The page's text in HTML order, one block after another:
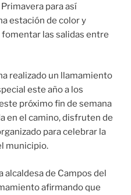
para así
estación de color y
fomentar las salidas entre
realizado un llamamiento
este año a los
próximo fin de semana
en el camino, disfruten de
para celebrar la
municipio.
alcaldesa de Campos del
afirmando que